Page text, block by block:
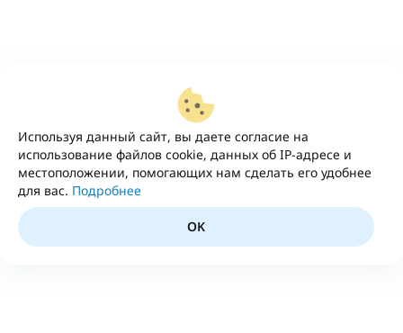
Используя данный сайт, вы даете согласие на
использование файлов cookie, данных об IP-адресе и
местоположении, помогающих нам сделать его удобнее
для вас. Подробнее
OK